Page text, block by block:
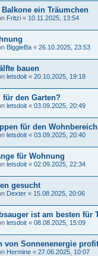
ein Träumchen
Fritzi « 10.11.2025, 13:54
BiggieBa « 26.10.2025, 23:53
bauen
letsdoit « 20.10.2025, 19:18
für den Garten?
letsdoit « 03.09.2025, 20:49
für den Wohnbereich
letsdoit « 03.09.2025, 20:40
für Wohnung
letsdoit « 02.09.2025, 22:34
gesucht
Dexter « 15.08.2025, 20:06
ist am besten für
letsdoit « 08.08.2025, 15:09
von Sonnenenergie
Hermine « 27.06.2025, 10:07